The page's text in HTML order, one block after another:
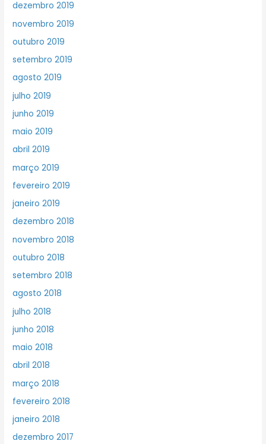
dezembro 2019
novembro 2019
outubro 2019
setembro 2019
agosto 2019
julho 2019
junho 2019
maio 2019
abril 2019
março 2019
fevereiro 2019
janeiro 2019
dezembro 2018
novembro 2018
outubro 2018
setembro 2018
agosto 2018
julho 2018
junho 2018
maio 2018
abril 2018
março 2018
fevereiro 2018
janeiro 2018
dezembro 2017